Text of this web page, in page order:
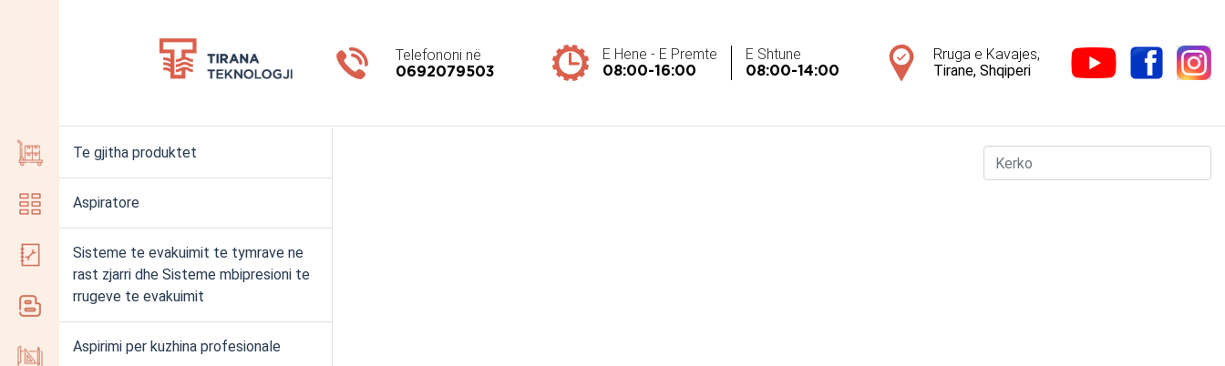
Telefononi në
0692079503
E Hene - E Premte
08:00-16:00
E Shtune
08:00-14:00
Rruga e Kavajes,
Tirane, Shqiperi
Te gjitha produktet
Aspiratore
Sisteme te evakuimit te tymrave ne
rast zjarri dhe Sisteme mbipresioni te
rrugeve te evakuimit
Aspirimi per kuzhina profesionale